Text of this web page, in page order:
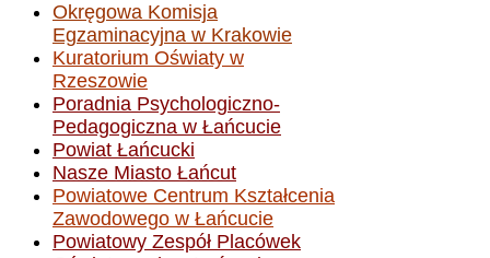
Okręgowa Komisja
Egzaminacyjna w Krakowie
Kuratorium Oświaty w
Rzeszowie
Poradnia Psychologiczno-
Pedagogiczna w Łańcucie
Powiat Łańcucki
Nasze Miasto Łańcut
Powiatowe Centrum Kształcenia
Zawodowego w Łańcucie
Powiatowy Zespół Placówek